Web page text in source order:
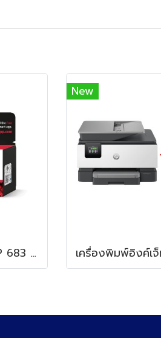
หมึกพิมพ์อิงค์เจ็ท HP 683 Black
New